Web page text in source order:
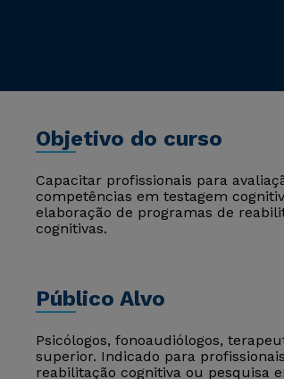
Objetivo do curso
Capacitar profissionais para
competências em testagem
elaboração de programas de
cognitivas.
Público Alvo
Psicólogos, fonoaudiólogos,
superior. Indicado para
reabilitação cognitiva ou pesquisa